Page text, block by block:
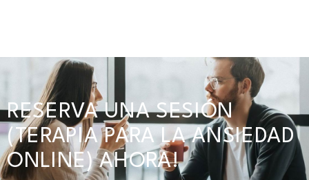
RESERVA UNA SESIÓN
(TERAPIA PARA LA ANSIEDAD
ONLINE) AHORA!